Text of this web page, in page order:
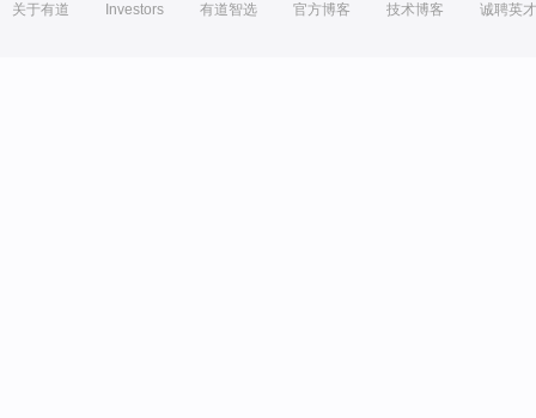
关于有道 Investors 有道智选 官方博客 技术博客 诚聘英才